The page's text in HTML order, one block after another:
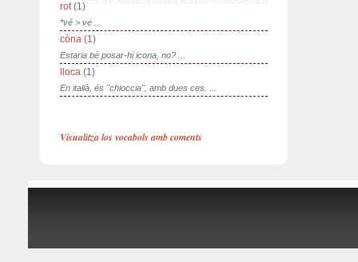
rot(1)
*vé > ve ...
còna (1)
Estaria bé posar-hi icona, no? ...
lloca (1)
En italià, és "chioccia", amb dues ces. ...
Visualitza los vocabols amb coments